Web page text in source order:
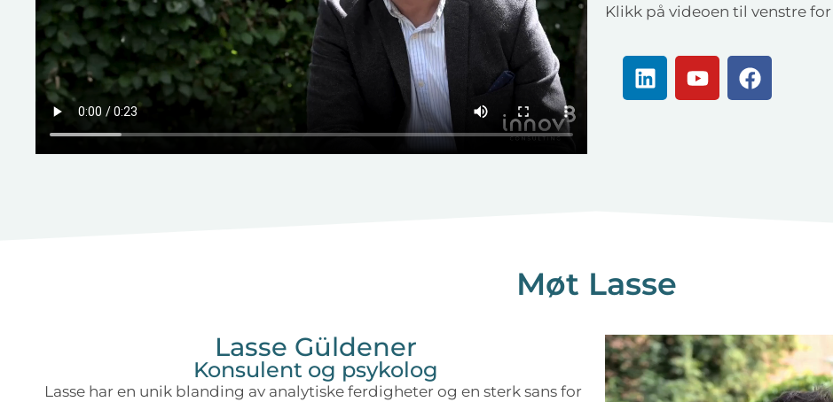
Klikk på videoen til venstre
Møt Lasse
Lasse Güldener
Konsulent og psykolog
Lasse har en unik blanding av analytiske ferdigheter og en sterk sans for